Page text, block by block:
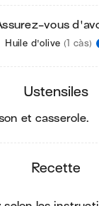
vous
Huile d'olive (1 càs)
ustensiles
et casserole.
recette